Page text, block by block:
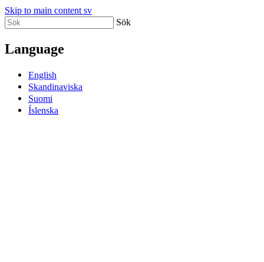
Skip to main content sv
Sök
Language
English
Skandinaviska
Suomi
Íslenska